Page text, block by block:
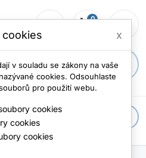
search
person_outline shopping_cart
0 menu
kategorie
x
v souladu se zákony na vaše
cookies. Odsouhlaste
pro použití webu.
cookies
cookies
cookies